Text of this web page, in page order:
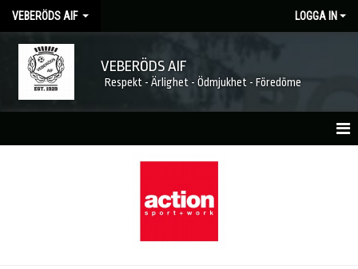
VEBERÖDS AIF LOGGA IN
VEBERÖDS AIF
Respekt - Ärlighet - Ödmjukhet - Föredöme